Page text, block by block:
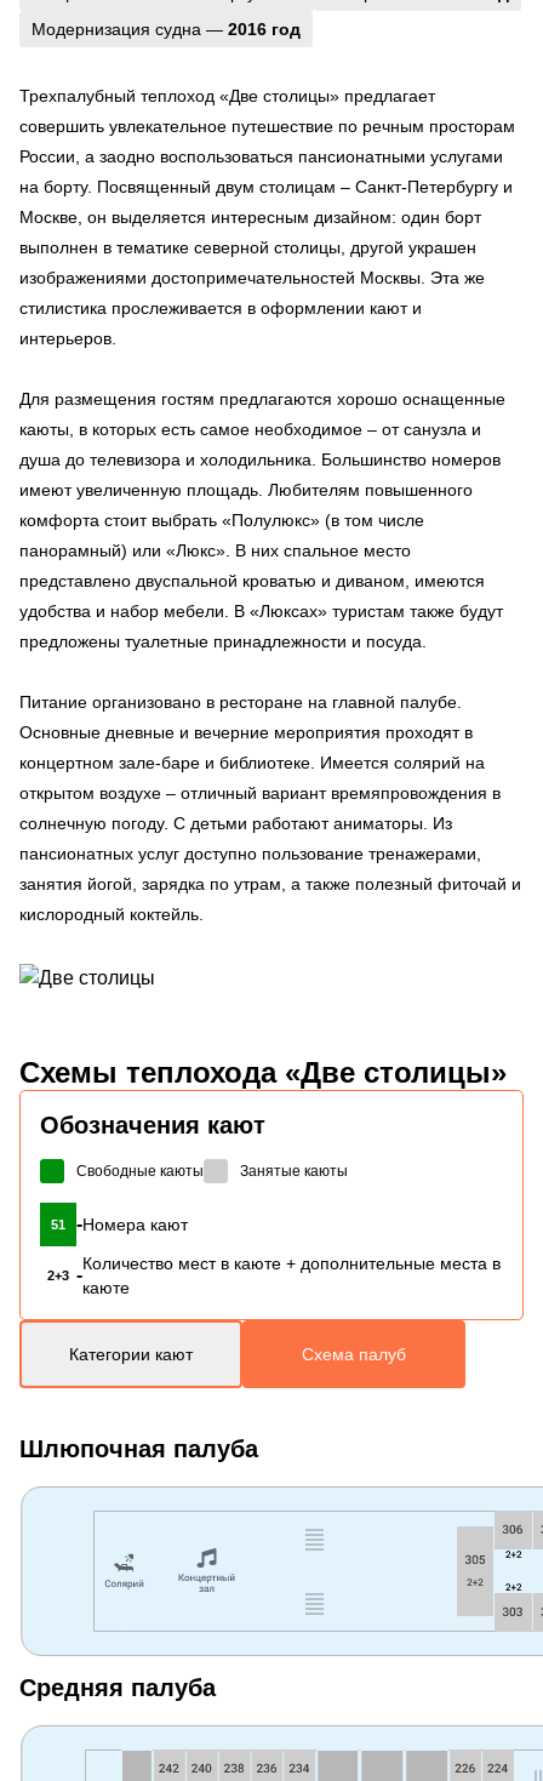
Модернизация судна — 2016 год
Трехпалубный теплоход «Две столицы» предлагает
совершить увлекательное путешествие по речным просторам
России, а заодно воспользоваться пансионатными услугами
на борту. Посвященный двум столицам – Санкт-Петербургу и
Москве, он выделяется интересным дизайном: один борт
выполнен в тематике северной столицы, другой украшен
изображениями достопримечательностей Москвы. Эта же
стилистика прослеживается в оформлении кают и
интерьеров.
Для размещения гостям предлагаются хорошо оснащенные
каюты, в которых есть самое необходимое – от санузла и
душа до телевизора и холодильника. Большинство номеров
имеют увеличенную площадь. Любителям повышенного
комфорта стоит выбрать «Полулюкс» (в том числе
панорамный) или «Люкс». В них спальное место
представлено двуспальной кроватью и диваном, имеются
удобства и набор мебели. В «Люксах» туристам также будут
предложены туалетные принадлежности и посуда.
Питание организовано в ресторане на главной палубе.
Основные дневные и вечерние мероприятия проходят в
концертном зале-баре и библиотеке. Имеется солярий на
открытом воздухе – отличный вариант времяпровождения в
солнечную погоду. С детьми работают аниматоры. Из
пансионатных услуг доступно пользование тренажерами,
занятия йогой, зарядка по утрам, а также полезный фиточай и
кислородный коктейль.
Схемы теплохода «Две столицы»
Обозначения кают
Свободные каюты Занятые каюты
51 -Номера кают
2+3 -
Количество мест в каюте + дополнительные места в
каюте
Категории кают Схема палуб
Шлюпочная палуба
Средняя палуба